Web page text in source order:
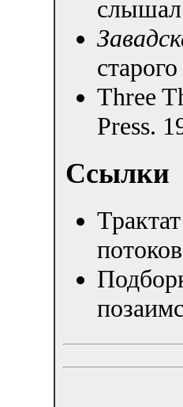
Three
Press.
Ссылки